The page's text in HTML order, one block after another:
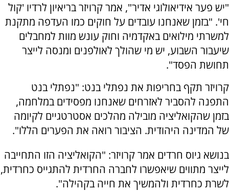
"יש פער אידיאולוגי אדיר", אמר קרויזר בריאיון לרדיו 'קול
חי'. "בזמן שאנחנו עובדים על חוקים כמו העדפה מתקנת
למשרתי מילואים באקדמיה וחוק עונש מוות למחבלים
שיעבור השבוע, יש מי שהולך לאולפנים ומנסה לייצר
תחושת הפסד".
קרויזר תקף בחריפות את נפתלי בנט: "נפתלי בנט
התפנה להסביר לאזרחים שאנחנו מפסידים במלחמה,
בזמן שהקואליציה מובילה מהלכים אסטרטגיים לקיומה
של המדינה היהודית. הציבור רואה את הפערים הללו".
בנושא גיוס חרדים אמר קרויזר: "הקואליציה הזו התחייבה
לייצר מתווים שיאפשרו לחברה החרדית להתגייס כחרדית,
לשרת כחרדית ולהמשיך את חייה בקהילה".